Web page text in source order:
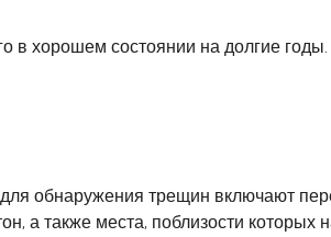
в хорошем состоянии на долгие
обнаружения трещин включают
а также места, поблизости которых